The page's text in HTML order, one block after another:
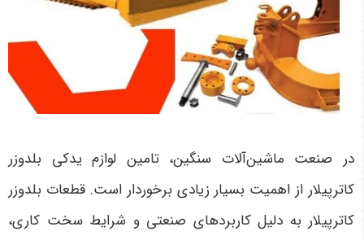
در صنعت ماشین‌آلات سنگین، تامین لوازم یدکی بلدوزر
کاترپیلار از اهمیت بسیار زیادی برخوردار است. قطعات بلدوزر
کاترپیلار به دلیل کاربردهای صنعتی و شرایط سخت کاری،